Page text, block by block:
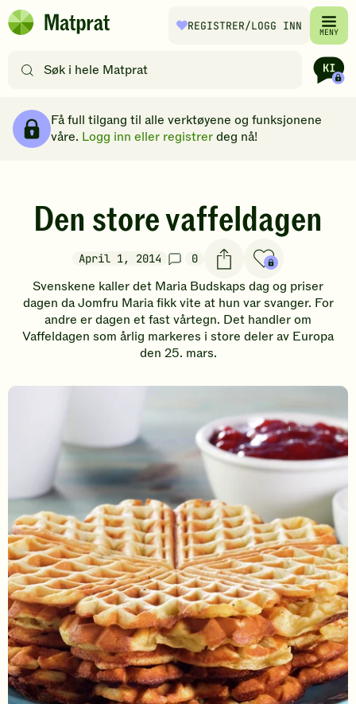
Hopp til hovedinnhold
Matprat
REGISTRER/LOGG INN MENY
etter
filtre
Få full tilgang til alle verktøyene og funksjonene
våre. Logg inn eller registrerdeg nå!
Den store vaffeldagen
April 1, 2014 0
Svenskene kaller det Maria Budskaps dag og priser
dagen da Jomfru Maria fikk vite at hun var svanger. For
andre er dagen et fast vårtegn. Det handler om
Vaffeldagen som årlig markeres i store deler av Europa
den 25. mars.